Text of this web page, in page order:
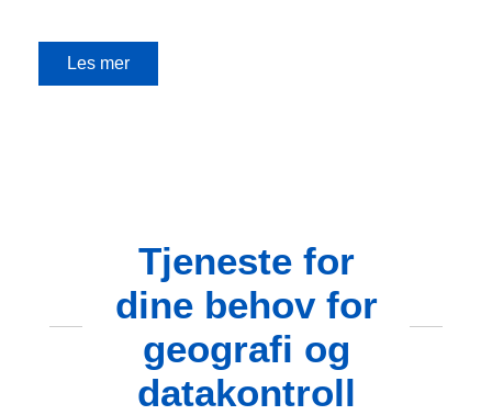
Les mer
Tjeneste for
dine behov for
geografi og
datakontroll